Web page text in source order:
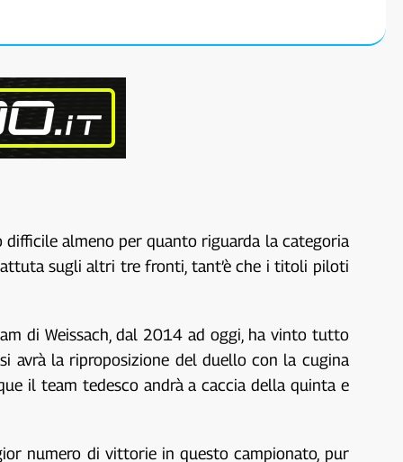
almeno per quanto riguarda la categoria
sugli altri tre fronti, tant’è che i titoli piloti
di Weissach, dal 2014 ad oggi, ha vinto tutto
avrà la riproposizione del duello con la cugina
il team tedesco andrà a caccia della quinta e
numero di vittorie in questo campionato, pur